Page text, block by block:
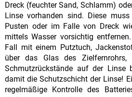
Dreck (feuchter Sand, Schlamm)
Linse vorhanden sind. Diese
Pusten oder im Falle von Dreck
mittels Wasser vorsichtig
Fall mit einem Putztuch,
über das Glas des
Schmutzrückstände auf der Linse
damit die Schutzschicht der Linse!
regelmäßige Kontrolle des